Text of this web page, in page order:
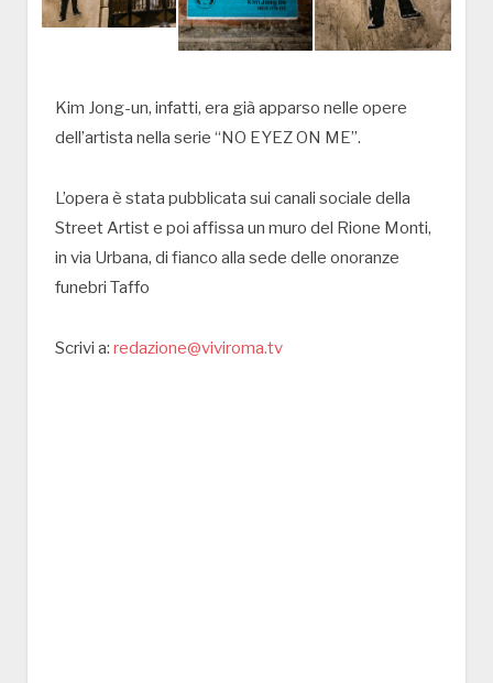
Kim Jong-un, infatti, era già apparso nelle opere
dell’artista nella serie “NO EYEZ ON ME”.
L’opera è stata pubblicata sui canali sociale della
Street Artist e poi affissa un muro del Rione Monti,
in via Urbana, di fianco alla sede delle onoranze
funebri Taffo
Scrivi a: redazione@viviroma.tv